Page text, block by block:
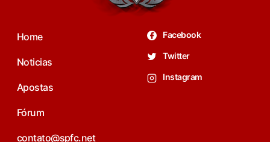
Home
Noticias
Apostas
Fórum
contato@spfc.net
Facebook
Twitter
Instagram